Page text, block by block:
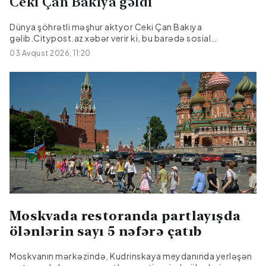
Dünya şöhrətli məşhur aktyor Ceki Çan Bakıya
gəlib.Citypost.az xəbər verir ki, bu barədə sosial
şəbəkələrdə məlumat yayılıb.O, Bakıya film çəkilişi üçün
gəlib.|Kult.az
03 Avqust 2026, 11:20
Moskvada restoranda partlayışda
ölənlərin sayı 5 nəfərə çatıb
Moskvanın mərkəzində, Kudrinskaya meydanında yerləşən